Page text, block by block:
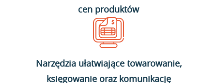
cen produktów
Narzędzia ułatwiające towarowanie,
księgowanie oraz komunikację